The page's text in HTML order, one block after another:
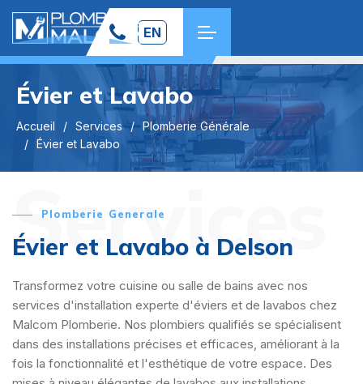
EN
Évier et Lavabo
Accueil Services
Plomberie Générale
Évier et Lavabo
Services
Plomberie Generale
Évier et Lavabo à Delson
Transformez votre cuisine ou salle de bains avec nos
services d'installation experte d'éviers et de lavabos chez
Malcom Plomberie. Nos plombiers qualifiés se spécialisent
dans des installations précises et efficaces, améliorant à la
fois la fonctionnalité et l'esthétique de votre espace. Des